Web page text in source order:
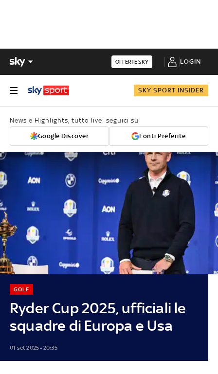
OFFERTE SKY LOGIN
SKY SPORT INSIDER
News e Highlights, tutto live: seguici su
Google Discover Fonti Preferite
Ryder Cup 2025, ufficiali le
squadre di Europa e Usa
GOLF
01 set 2025 - 20:35